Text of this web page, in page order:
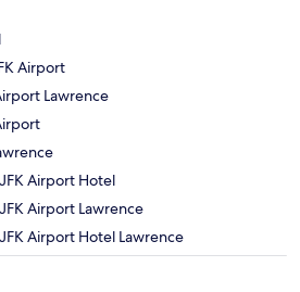
Airport
Lawrence
Airport Hotel
Airport Lawrence
Airport Hotel Lawrence